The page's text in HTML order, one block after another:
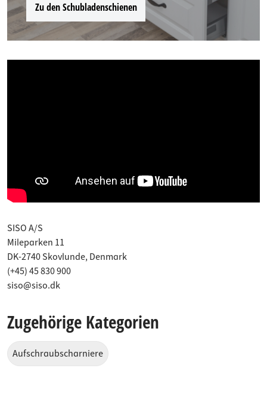
Zu den Schubladenschienen
SISO A/S
Mileparken 11
DK-2740 Skovlunde, Denmark
(+45) 45 830 900
siso@siso.dk
Zugehörige Kategorien
Aufschraubscharniere